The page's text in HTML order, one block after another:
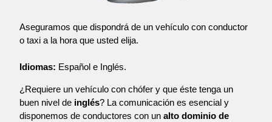
Aseguramos que dispondrá de un vehículo con conductor
o taxi a la hora que usted elija.
Idiomas: Español e Inglés.
¿Requiere un vehículo con chófer y que éste tenga un
buen nivel de inglés? La comunicación es esencial y
disponemos de conductores con un alto dominio de